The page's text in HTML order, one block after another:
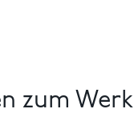
zum Werk